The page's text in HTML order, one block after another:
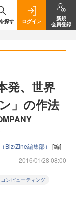
探す ログイン
新規
会員登録
発、世界
」の作法
Biz/Zine編集部） [編]
2016/01/28 08:00
ンピューティング